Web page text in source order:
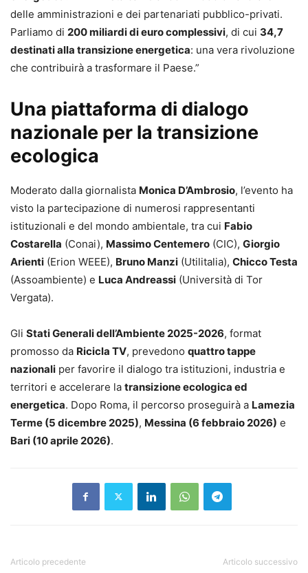
delle amministrazioni e dei partenariati pubblico-privati.
Parliamo di 200 miliardi di euro complessivi, di cui 34,7
destinati alla transizione energetica: una vera rivoluzione
che contribuirà a trasformare il Paese.”
Una piattaforma di dialogo
nazionale per la transizione
ecologica
Moderato dalla giornalista Monica D’Ambrosio, l’evento ha
visto la partecipazione di numerosi rappresentanti
istituzionali e del mondo ambientale, tra cui Fabio
Costarella (Conai), Massimo Centemero (CIC), Giorgio
Arienti (Erion WEEE), Bruno Manzi (Utilitalia), Chicco Testa
(Assoambiente) e Luca Andreassi (Università di Tor
Vergata).
Gli Stati Generali dell’Ambiente 2025-2026, format
promosso da Ricicla TV, prevedono quattro tappe
nazionali per favorire il dialogo tra istituzioni, industria e
territori e accelerare la transizione ecologica ed
energetica. Dopo Roma, il percorso proseguirà a Lamezia
Terme (5 dicembre 2025), Messina (6 febbraio 2026) e
Bari (10 aprile 2026).
Articolo precedente Articolo successivo